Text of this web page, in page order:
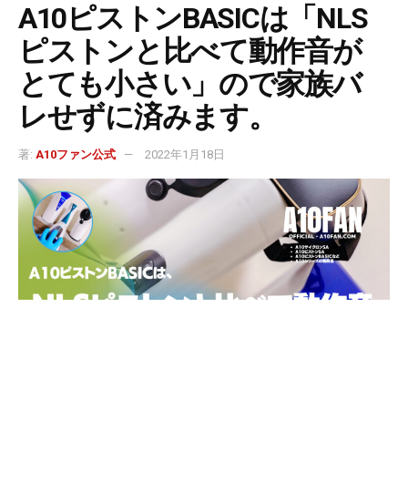
A10ピストンBASICは「NLS
ピストンと比べて動作音が
とても小さい」ので家族バ
レせずに済みます。
著: A10ファン公式 2022年1月18日